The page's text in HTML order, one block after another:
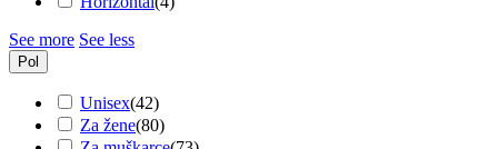
See more See less
Pol
Unisex(42)
Za žene(80)